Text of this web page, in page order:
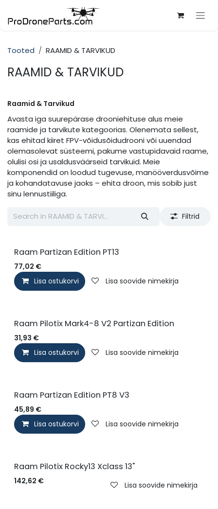
Tooted RAAMID & TARVIKUD
RAAMID & TARVIKUD
Raamid & Tarvikud
Avasta iga suurepärase drooniehituse alus meie
raamide ja tarvikute kategoorias. Olenemata sellest,
kas ehitad kiiret FPV-võidusõidudrooni või uuendad
olemasolevat süsteemi, pakume vastupidavaid raame,
olulisi osi ja usaldusväärseid tarvikuid. Meie
komponendid on loodud tugevuse, manööverdusvõime
ja kohandatavuse jaoks – ehita droon, mis sobib just
sinu lennustiiliga.
Filtrid
Raam Partizan Edition PT13
77,02 €
Lisa ostukorvi
Lisa soovide nimekirja
Uus!
Raam Pilotix Mark4-8 V2 Partizan Edition
31,93 €
Lisa ostukorvi
Lisa soovide nimekirja
Raam Partizan Edition PT8 V3
45,89 €
Lisa ostukorvi
Lisa soovide nimekirja
Uus!
Raam Pilotix Rocky13 Xclass 13"
142,62 € Lisa soovide nimekirja